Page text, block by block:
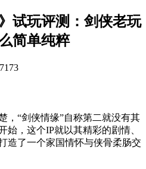
试玩评测：剑侠老玩
简单纯粹
，“剑侠情缘”自称第二就没有其
始，这个IP就以其精彩的剧情、
造了一个家国情怀与侠骨柔肠交